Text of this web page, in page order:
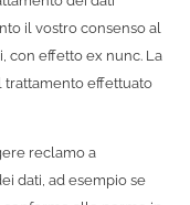
il vostro consenso al
con effetto ex nunc. La
trattamento effettuato
reclamo a
dati, ad esempio se